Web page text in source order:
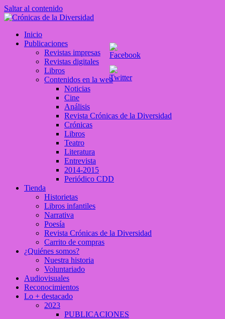
Saltar al contenido
Crónicas de la Diversidad
Plataforma de comunicaciones sobre temas de cultura LGTB+
Inicio
Publicaciones
Revistas impresas
Revistas digitales
Libros
Contenidos en la web
Noticias
Cine
Análisis
Revista Crónicas de la Diversidad
Crónicas
Libros
Teatro
Literatura
Entrevista
2014-2015
Periódico CDD
Tienda
Historietas
Libros infantiles
Narrativa
Poesía
Revista Crónicas de la Diversidad
Carrito de compras
¿Quiénes somos?
Nuestra historia
Voluntariado
Audiovisuales
Reconocimientos
Lo + destacado
2023
PUBLICACIONES